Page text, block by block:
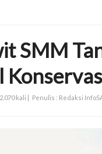
SMM
kali | Penulis : Redaksi